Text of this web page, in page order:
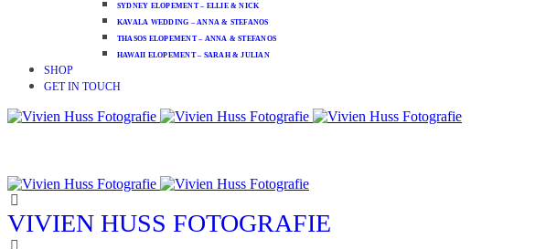
SYDNEY ELOPEMENT – ELLIE & NICK
KAVALA WEDDING – ANNA & STEFANOS
THASOS ELOPEMENT – ANNA & STEFANOS
HAWAII ELOPEMENT – SARAH & JULIAN
SHOP
GET IN TOUCH
VIVIEN HUSS FOTOGRAFIE